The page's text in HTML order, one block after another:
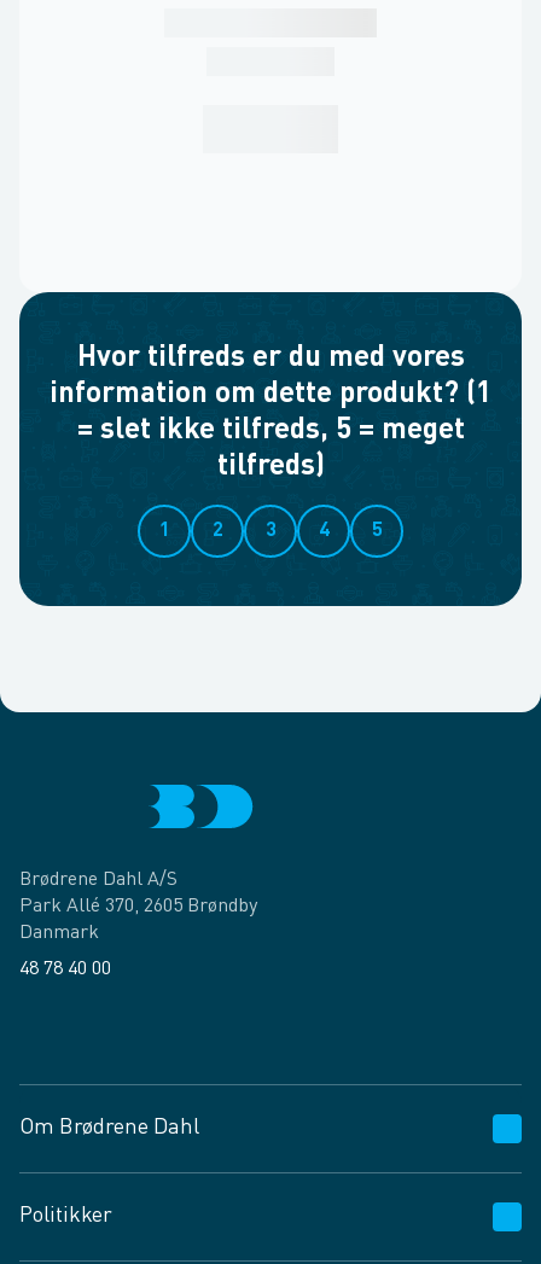
Hvor tilfreds er du med vores
information om dette produkt? (1
= slet ikke tilfreds, 5 = meget
tilfreds)
1 2 3 4 5
Brødrene Dahl A/S
Park Allé 370, 2605 Brøndby
Danmark
48 78 40 00
Om Brødrene Dahl
Vagttelefon 30 10 89 89
Politikker